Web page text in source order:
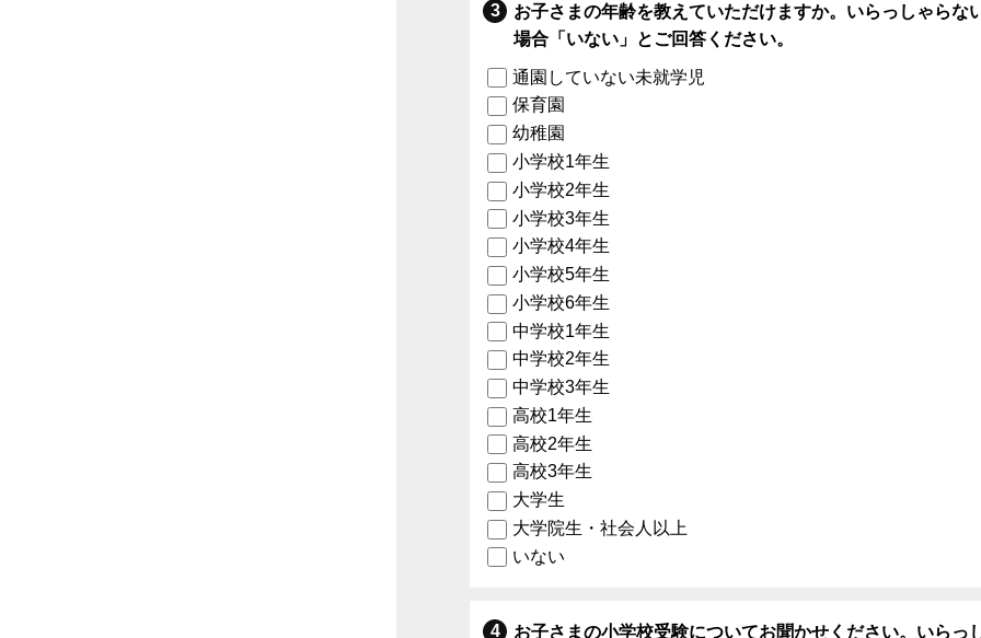
お子さまの年齢を教えていただけますか。いらっしゃらな
場合「いない」とご回答ください。
通園していない未就学児
保育園
幼稚園
小学校1年生
小学校2年生
小学校3年生
小学校4年生
小学校5年生
小学校6年生
中学校1年生
中学校2年生
中学校3年生
高校1年生
高校2年生
高校3年生
大学生
大学院生・社会人以上
いない
お子さまの小学校受験についてお聞かせください。いらっ